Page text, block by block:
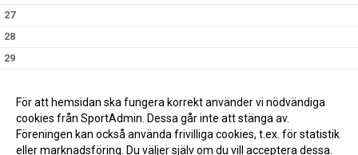
27
28
29
För att hemsidan ska fungera korrekt använder vi nödvändiga
cookies från SportAdmin. Dessa går inte att stänga av.
Föreningen kan också använda frivilliga cookies, t.ex. för statistik
eller marknadsföring. Du väljer själv om du vill acceptera dessa.